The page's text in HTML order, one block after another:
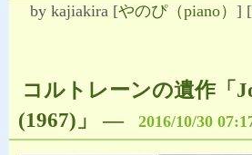
by kajiakira [やのぴ（piano） ] [
コルトレーンの遺作「
(1967)」
― 2016/10/30